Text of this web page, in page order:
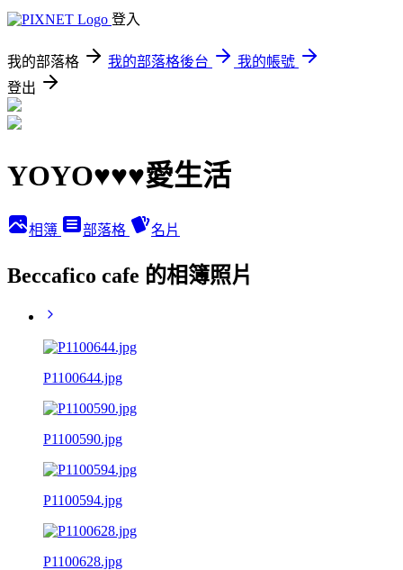
登入
我的部落格 我的部落格後台
我的帳號
登出
YOYO♥♥♥愛生活
相簿 部落格 名片
Beccafico cafe 的相簿照片
P1100644.jpg
P1100590.jpg
P1100594.jpg
P1100628.jpg